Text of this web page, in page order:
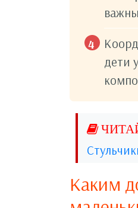
дети
Каким